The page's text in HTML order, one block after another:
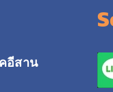
อีสาน